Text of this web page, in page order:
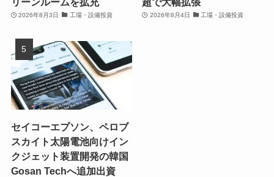
2026年8月3日 工場・設備投資 2026年8月4日 工場・設備投資
セイコーエプソン、ペロブ
スカイト太陽電池向けイン
クジェット装置開発の韓国
Gosan Techへ追加出資